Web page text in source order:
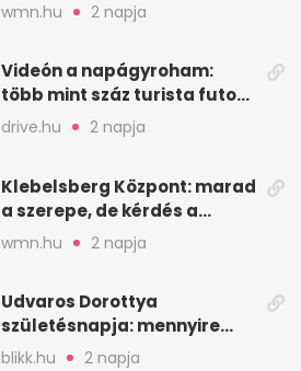
wmn.hu 2 napja
Videón a napágyroham:
több mint száz turista futott
a helyekért Tenerifén
drive.hu 2 napja
Klebelsberg Központ: marad
a szerepe, de kérdés a
hitelessége
wmn.hu 2 napja
Udvaros Dorottya
születésnapja: mennyire
ismered a filmszerepeit?
blikk.hu 2 napja